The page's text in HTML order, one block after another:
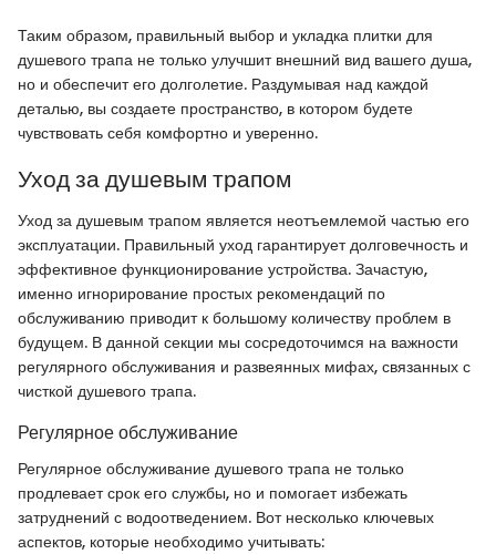
Таким образом, правильный выбор и укладка плитки для
душевого трапа не только улучшит внешний вид вашего душа,
но и обеспечит его долголетие. Раздумывая над каждой
деталью, вы создаете пространство, в котором будете
чувствовать себя комфортно и уверенно.
Уход за душевым трапом
Уход за душевым трапом является неотъемлемой частью его
эксплуатации. Правильный уход гарантирует долговечность и
эффективное функционирование устройства. Зачастую,
именно игнорирование простых рекомендаций по
обслуживанию приводит к большому количеству проблем в
будущем. В данной секции мы сосредоточимся на важности
регулярного обслуживания и развеянных мифах, связанных с
чисткой душевого трапа.
Регулярное обслуживание
Регулярное обслуживание душевого трапа не только
продлевает срок его службы, но и помогает избежать
затруднений с водоотведением. Вот несколько ключевых
аспектов, которые необходимо учитывать: